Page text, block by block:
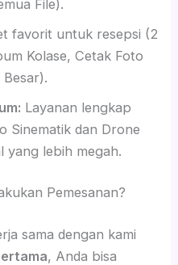
File).
favorit untuk resepsi (2
Kolase, Cetak Foto
Besar).
Layanan lengkap
Sinematik dan Drone
yang lebih megah.
Pemesanan?
sama dengan kami
, Anda bisa